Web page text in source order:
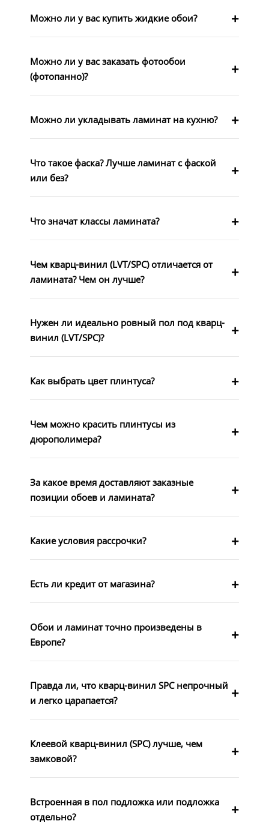
Можно ли у вас купить жидкие обои?
Можно ли у вас заказать фотообои
(фотопанно)?
Можно ли укладывать ламинат на кухню?
Что такое фаска? Лучше ламинат с фаской
или без?
Что значат классы ламината?
Чем кварц-винил (LVT/SPC) отличается от
ламината? Чем он лучше?
Нужен ли идеально ровный пол под кварц-
винил (LVT/SPC)?
Как выбрать цвет плинтуса?
Чем можно красить плинтусы из
дюрополимера?
За какое время доставляют заказные
позиции обоев и ламината?
Какие условия рассрочки?
Есть ли кредит от магазина?
Обои и ламинат точно произведены в
Европе?
Правда ли, что кварц-винил SPC непрочный
и легко царапается?
Клеевой кварц-винил (SPC) лучше, чем
замковой?
Встроенная в пол подложка или подложка
отдельно?